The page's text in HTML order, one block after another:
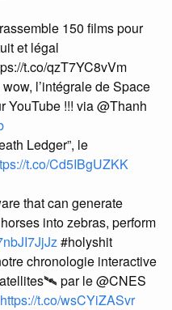
150 films pour
et légal
t.co/qzT7YC8vVm
l’intégrale de Space
YouTube !!! via @Thanh
Ledger”, le
t.co/Cd5IBgUZKK
that can generate
into zebras, perform
#holyshit
chronologie interactive
par le @CNES
https://t.co/wsCYiZASvr